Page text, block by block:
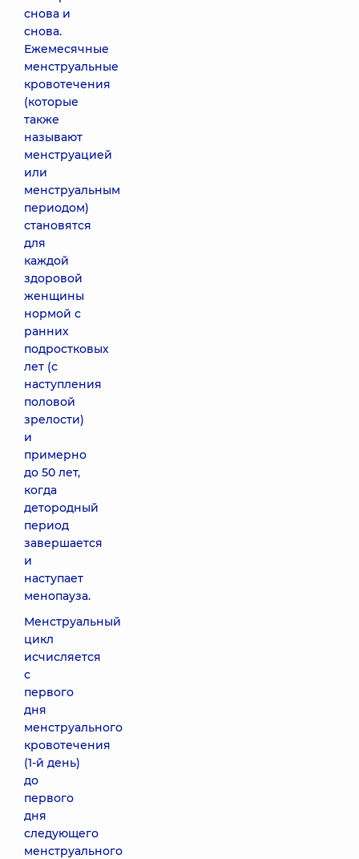
снова и
снова.
Ежемесячные
менструальные
кровотечения
(которые
также
называют
менструацией
или
менструальным
периодом)
становятся
для
каждой
здоровой
женщины
нормой с
ранних
подростковых
лет (с
наступления
половой
зрелости)
и
примерно
до 50 лет,
когда
детородный
период
завершается
и
наступает
менопауза.
Менструальный
цикл
исчисляется
с
первого
дня
менструального
кровотечения
(1-й день)
до
первого
дня
следующего
менструального